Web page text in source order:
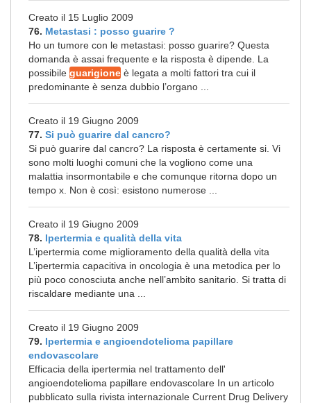
Creato il 15 Luglio 2009
76. Metastasi : posso guarire ?
Ho un tumore con le metastasi: posso guarire? Questa
domanda è assai frequente e la risposta è dipende. La
possibile guarigione è legata a molti fattori tra cui il
predominante è senza dubbio l’organo ...
Creato il 19 Giugno 2009
77. Si può guarire dal cancro?
Si può guarire dal cancro? La risposta è certamente si. Vi
sono molti luoghi comuni che la vogliono come una
malattia insormontabile e che comunque ritorna dopo un
tempo x. Non è così: esistono numerose ...
Creato il 19 Giugno 2009
78. Ipertermia e qualità della vita
L’ipertermia come miglioramento della qualità della vita
L’ipertermia capacitiva in oncologia è una metodica per lo
più poco conosciuta anche nell’ambito sanitario. Si tratta di
riscaldare mediante una ...
Creato il 19 Giugno 2009
79. Ipertermia e angioendotelioma papillare
endovascolare
Efficacia della ipertermia nel trattamento dell'
angioendotelioma papillare endovascolare In un articolo
pubblicato sulla rivista internazionale Current Drug Delivery